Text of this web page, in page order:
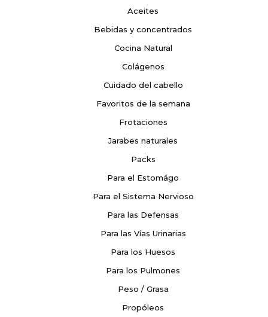
Aceites
Bebidas y concentrados
Cocina Natural
Colágenos
Cuidado del cabello
Favoritos de la semana
Frotaciones
Jarabes naturales
Packs
Para el Estomágo
Para el Sistema Nervioso
Para las Defensas
Para las Vías Urinarias
Para los Huesos
Para los Pulmones
Peso / Grasa
Propóleos